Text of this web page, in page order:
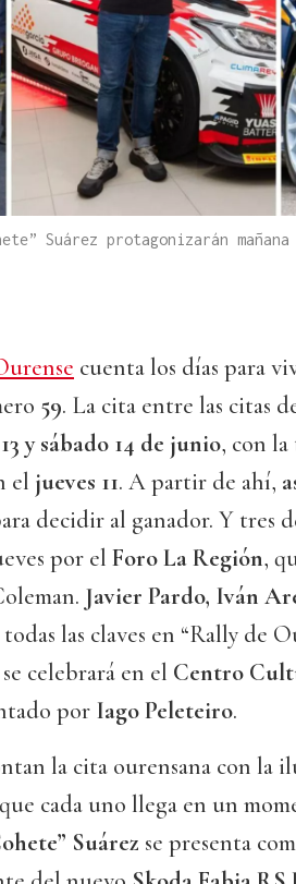
Suárez protagonizarán
cuenta los días para
59. La cita entre las citas
y sábado 14 de junio, con
el jueves 11. A partir de ahí,
decidir al ganador. Y tres
por el Foro La Región,
Javier Pardo, Iván
las claves en “Rally de
celebrará en el Centro
por Iago Peleteiro.
la cita ourensana con la
cada uno llega en un
Suárez se presenta